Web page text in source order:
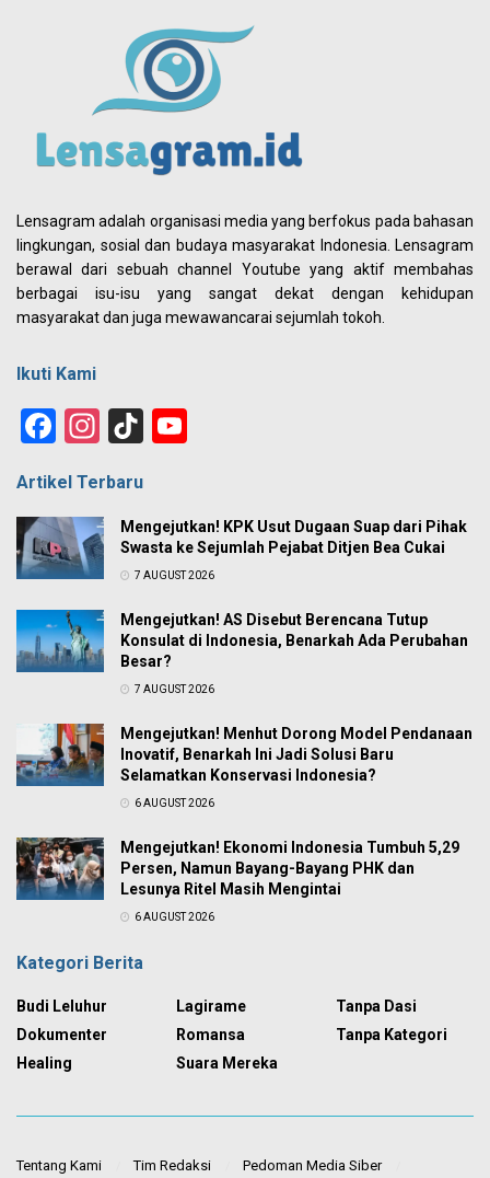
Lensagram adalah organisasi media yang berfokus pada bahasan
lingkungan, sosial dan budaya masyarakat Indonesia. Lensagram
berawal dari sebuah channel Youtube yang aktif membahas
berbagai isu-isu yang sangat dekat dengan kehidupan
masyarakat dan juga mewawancarai sejumlah tokoh.
Ikuti Kami
Facebook
Instagram
TikTok
Artikel Terbaru
Mengejutkan! KPK Usut Dugaan Suap dari Pihak
Swasta ke Sejumlah Pejabat Ditjen Bea Cukai
7 AUGUST 2026
Mengejutkan! AS Disebut Berencana Tutup
Konsulat di Indonesia, Benarkah Ada Perubahan
Besar?
7 AUGUST 2026
Mengejutkan! Menhut Dorong Model Pendanaan
Inovatif, Benarkah Ini Jadi Solusi Baru
Selamatkan Konservasi Indonesia?
6 AUGUST 2026
Mengejutkan! Ekonomi Indonesia Tumbuh 5,29
Persen, Namun Bayang-Bayang PHK dan
Lesunya Ritel Masih Mengintai
6 AUGUST 2026
Kategori Berita
Budi Leluhur
Dokumenter
Healing
Lagirame
Romansa
Suara Mereka
Tanpa Dasi
Tanpa Kategori
Tentang Kami Tim Redaksi Pedoman Media Siber